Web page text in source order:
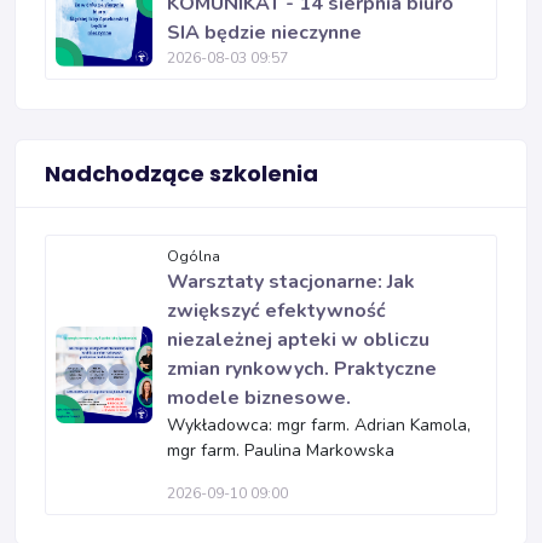
SIA będzie nieczynne
2026-08-03 09:57
Nadchodzące szkolenia
Ogólna
Warsztaty stacjonarne: Jak
zwiększyć efektywność
niezależnej apteki w obliczu
zmian rynkowych. Praktyczne
modele biznesowe.
Wykładowca: mgr farm. Adrian Kamola,
mgr farm. Paulina Markowska
2026-09-10 09:00